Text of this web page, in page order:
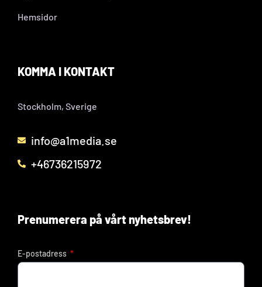
Hemsidor
KOMMA I KONTAKT
Stockholm, Sverige
info@a1media.se
+46736215972
Prenumerera på vårt nyhetsbrev!
E-postadress